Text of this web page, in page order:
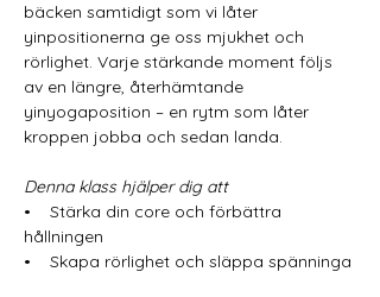
bäcken samtidigt som vi låter
yinpositionerna ge oss mjukhet och
rörlighet. Varje stärkande moment följs
av en längre, återhämtande
yinyogaposition – en rytm som låter
kroppen jobba och sedan landa.
Denna klass hjälper dig att
•    Stärka din core och förbättra
hållningen
•    Skapa rörlighet och släppa spänninga